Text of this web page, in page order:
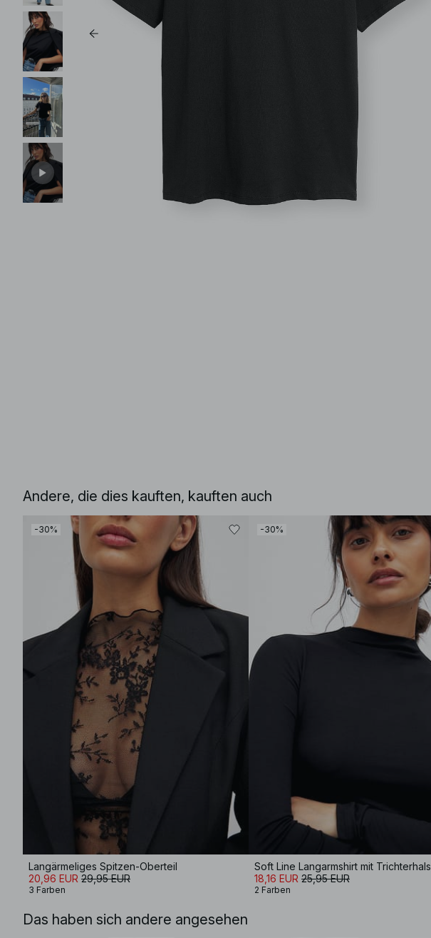
Andere, die dies kauften, kauften auch
-30%
Langärmeliges Spitzen-Oberteil
20,96 EUR 29,95 EUR
3 Farben
-30%
Soft Line Langarmshirt mit Trichterhals
18,16 EUR 25,95 EUR
2 Farben
Das haben sich andere angesehen